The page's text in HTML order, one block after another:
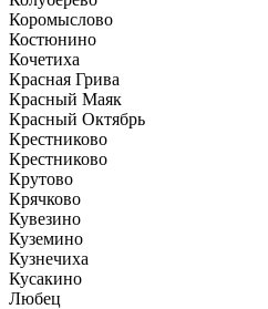
Коромыслово
Костюнино
Кочетиха
Красная Грива
Красный Маяк
Красный Октябрь
Крестниково
Крестниково
Крутово
Крячково
Кувезино
Куземино
Кузнечиха
Кусакино
Любец